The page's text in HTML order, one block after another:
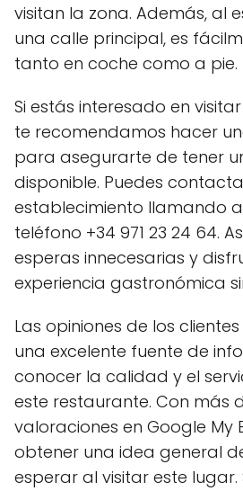
visitan la zona. Además, al
una calle principal, es
tanto en coche como a pie.
Si estás interesado en
te recomendamos hacer
para asegurarte de tener
disponible. Puedes
establecimiento llamando
teléfono +34 971 23 24 64.
esperas innecesarias y
experiencia gastronómica
Las opiniones de los
una excelente fuente de
conocer la calidad y el
este restaurante. Con más
valoraciones en Google My
obtener una idea general
esperar al visitar este lugar.